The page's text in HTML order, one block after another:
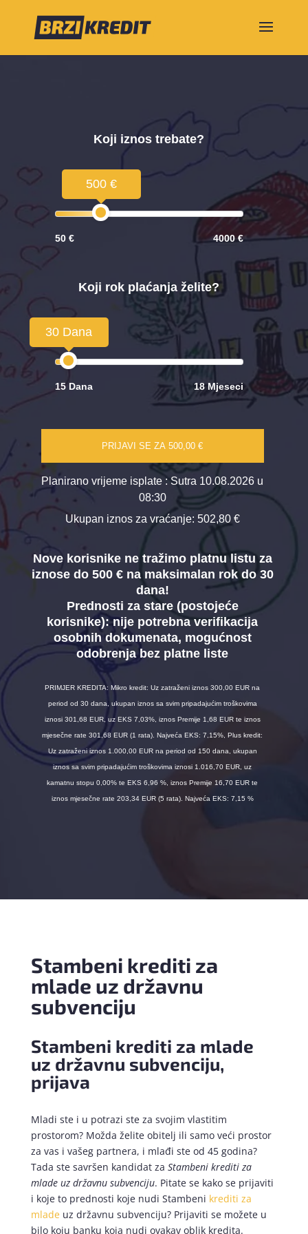
Koji iznos trebate?
500 €
50 € 4000 €
Koji rok plaćanja želite?
30 Dana
15 Dana 18 Mjeseci
PRIJAVI SE ZA500,00 €
Planirano vrijeme isplate : Sutra 10.08.2026 u
08:30
Ukupan iznos za vraćanje: 502,80 €
Nove korisnike ne tražimo platnu listu za
iznose do 500 € na maksimalan rok do 30
dana!
Prednosti za stare (postojeće
korisnike): nije potrebna verifikacija
osobnih dokumenata, mogućnost
odobrenja bez platne liste
PRIMJER KREDITA: Mikro kredit: Uz zatraženi iznos 300,00 EUR na
period od 30 dana, ukupan iznos sa svim pripadajućim troškovima
iznosi 301,68 EUR, uz EKS 7,03%, iznos Premije 1,68 EUR te iznos
mjesečne rate 301,68 EUR (1 rata). Najveća EKS: 7,15%, Plus kredit:
Uz zatraženi iznos 1.000,00 EUR na period od 150 dana, ukupan
iznos sa svim pripadajućim troškovima iznosi 1.016,70 EUR, uz
kamatnu stopu 0,00% te EKS 6,96 %, iznos Premije 16,70 EUR te
iznos mjesečne rate 203,34 EUR (5 rata). Najveća EKS: 7,15 %
Stambeni krediti za
mlade uz državnu
subvenciju
Stambeni krediti za mlade
uz državnu subvenciju,
prijava
Mladi ste i u potrazi ste za svojim vlastitim
prostorom? Možda želite obitelj ili samo veći prostor
za vas i vašeg partnera, i mlađi ste od 45 godina?
Tada ste savršen kandidat za Stambeni krediti za
mlade uz državnu subvenciju. Pitate se kako se prijaviti
i koje to prednosti koje nudi Stambeni krediti za
mladeuz državnu subvenciju? Prijaviti se možete u
bilo koju banku koja nudi ovakav oblik kredita.